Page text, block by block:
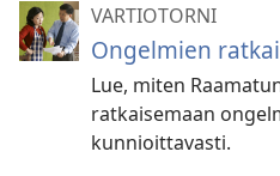
VARTIOTORNI
Ongelmien
Lue, miten
ratkaisemaan
kunnioittavasti.